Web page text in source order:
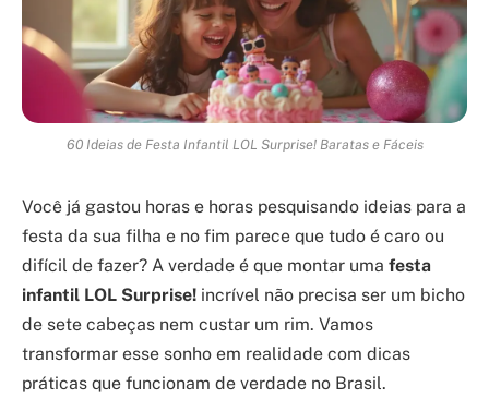
60 Ideias de Festa Infantil LOL Surprise! Baratas e Fáceis
Você já gastou horas e horas pesquisando ideias para a
festa da sua filha e no fim parece que tudo é caro ou
difícil de fazer? A verdade é que montar uma festa
infantil LOL Surprise! incrível não precisa ser um bicho
de sete cabeças nem custar um rim. Vamos
transformar esse sonho em realidade com dicas
práticas que funcionam de verdade no Brasil.